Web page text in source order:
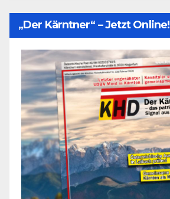
„Der Kärntner“ – Jetzt Online!